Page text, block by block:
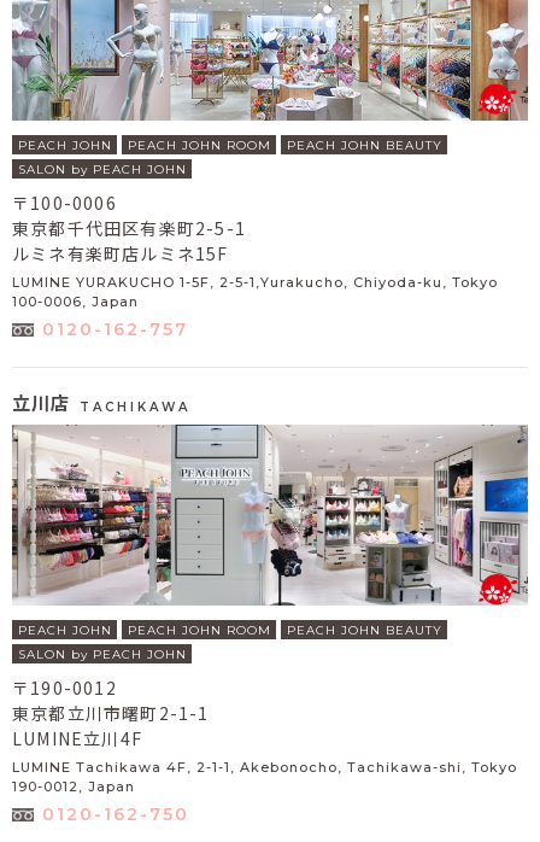
PEACH JOHN PEACH JOHN ROOM
PEACH JOHN BEAUTY
SALON by PEACH JOHN
〒100-0006
東京都千代田区有楽町2-5-1
ルミネ有楽町店ルミネ15F
LUMINE YURAKUCHO 1-5F, 2-5-1,Yurakucho, Chiyoda-ku, Tokyo
100-0006, Japan
0120-162-757
立川店 TACHIKAWA
PEACH JOHN PEACH JOHN ROOM
PEACH JOHN BEAUTY
SALON by PEACH JOHN
〒190-0012
東京都立川市曙町2-1-1
LUMINE立川4F
LUMINE Tachikawa 4F, 2-1-1, Akebonocho, Tachikawa-shi, Tokyo
190-0012, Japan
0120-162-750